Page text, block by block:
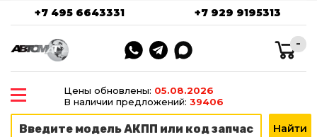
+7 495 6643331 +7 929 9195313
-
Цены обновлены: 05.08.2026
В наличии предложений: 39406